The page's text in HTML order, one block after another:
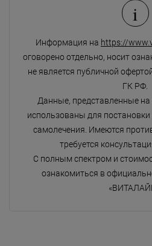
i
Информация на https://
оговорено отдельно, носит
не является публичной
ГК РФ.
Данные, представленные на
использованы для постановки
самолечения. Имеются
требуется
С полным спектром и
ознакомиться в